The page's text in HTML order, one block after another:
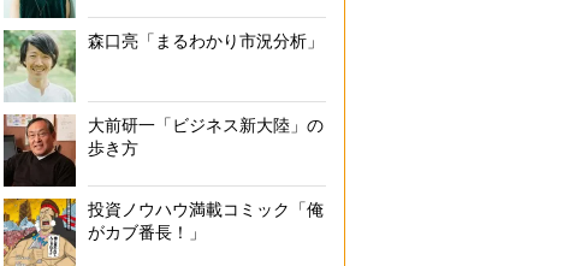
森口亮「まるわかり市況分析」
大前研一「ビジネス新大陸」の
歩き方
投資ノウハウ満載コミック「俺
がカブ番長！」